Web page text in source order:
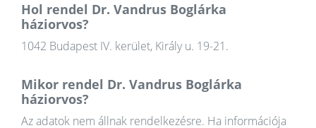
Hol rendel Dr. Vandrus Boglárka
háziorvos?
1042 Budapest IV. kerület, Király u. 19-21.
Mikor rendel Dr. Vandrus Boglárka
háziorvos?
Az adatok nem állnak rendelkezésre. Ha információja